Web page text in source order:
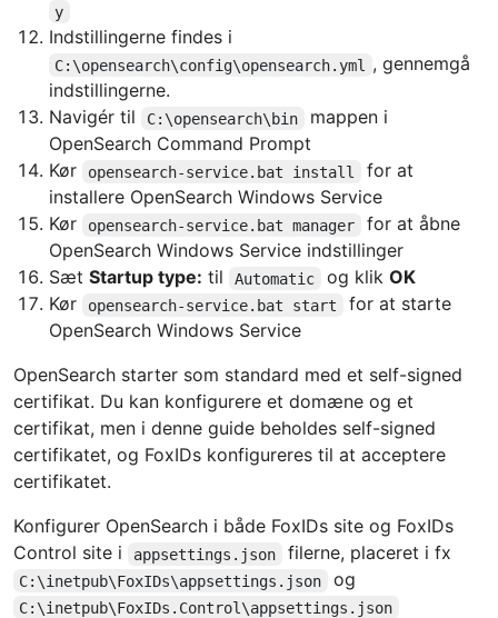
y
Indstillingerne findes i
C:\opensearch\config\opensearch.yml
, gennemgå
indstillingerne.
Navigér til
C:\opensearch\bin
mappen i
OpenSearch Command Prompt
Kør
opensearch-service.bat install
for at
installere OpenSearch Windows Service
Kør
opensearch-service.bat manager
for at åbne
OpenSearch Windows Service indstillinger
Sæt Startup type: til Automatic og klik OK
Kør
opensearch-service.bat start
for at starte
OpenSearch Windows Service
OpenSearch starter som standard med et self-signed
certifikat. Du kan konfigurere et domæne og et
certifikat, men i denne guide beholdes self-signed
certifikatet, og FoxIDs konfigureres til at acceptere
certifikatet.
Konfigurer OpenSearch i både FoxIDs site og FoxIDs
Control site i
appsettings.json filerne, placeret i fx
C:\inetpub\FoxIDs\appsettings.json og
C:\inetpub\FoxIDs.Control\appsettings.json